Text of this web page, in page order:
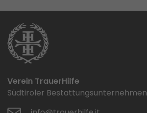
Verein TrauerHilfe
Südtiroler Bestattungsunternehmen